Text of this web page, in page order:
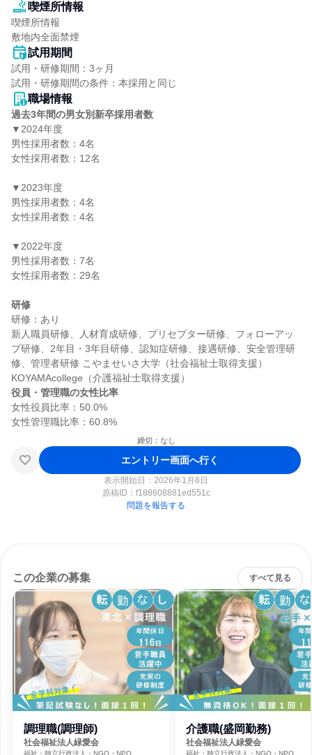
喫煙所情報
喫煙所情報
敷地内全面禁煙
試用期間
試用・研修期間：3ヶ月
職場情報
過去3年間の男女別新卒採用者数
▼2024年度
男性採用者数：4名
女性採用者数：12名
▼2023年度
男性採用者数：4名
女性採用者数：4名
▼2022年度
男性採用者数：7名
女性採用者数：29名
研修
研修：あり
新人職員研修、人材育成研修、プリセプター研修、フォローアッ
プ研修、2年目・3年目研修、認知症研修、接遇研修、安全管理研
修、管理者研修 こやませいさ大学（社会福祉士取得支援）
役員・管理職の女性比率
女性役員比率：50.0%
締切：なし
エントリー画面へ行く
表示開始日：2026年1月8日
原稿ID： f188608881ed551c
問題を報告する
この企業の募集 すべて見る
調理職(調理師)
社会福祉法人緑愛会
福祉・独立行政法人・NGO・NPO
介護職(盛岡勤務)
社会福祉法人緑愛会
福祉・独立行政法人・NGO・NPO